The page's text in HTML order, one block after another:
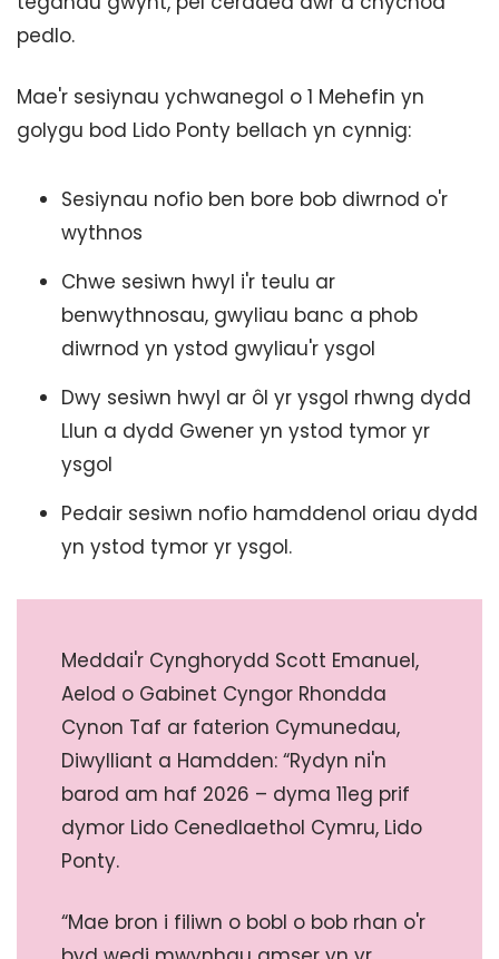
pedlo.
Mae'r sesiynau ychwanegol o 1 Mehefin yn
golygu bod Lido Ponty bellach yn cynnig:
Sesiynau nofio ben bore bob diwrnod o'r
wythnos
Chwe sesiwn hwyl i'r teulu ar
benwythnosau, gwyliau banc a phob
diwrnod yn ystod gwyliau'r ysgol
Dwy sesiwn hwyl ar ôl yr ysgol rhwng dydd
Llun a dydd Gwener yn ystod tymor yr
ysgol
Pedair sesiwn nofio hamddenol oriau dydd
yn ystod tymor yr ysgol.
Meddai'r Cynghorydd Scott Emanuel,
Aelod o Gabinet Cyngor Rhondda
Cynon Taf ar faterion Cymunedau,
Diwylliant a Hamdden: “Rydyn ni'n
barod am haf 2026 – dyma 11eg prif
dymor Lido Cenedlaethol Cymru, Lido
Ponty.
“Mae bron i filiwn o bobl o bob rhan o'r